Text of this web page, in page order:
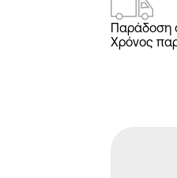
Παράδοση
Χρόνος